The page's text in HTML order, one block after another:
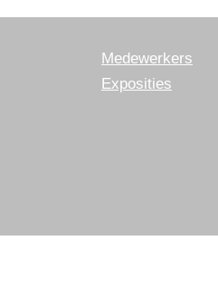
Medewerkers
Exposities